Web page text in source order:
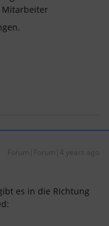
Mitarbeiter
Forum|Forum|4 years ago
es in die Richtung